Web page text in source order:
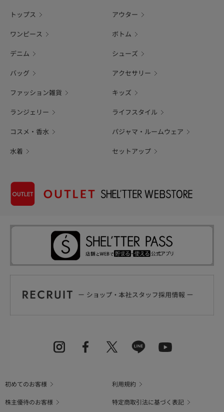
トップス アウター
ワンピース ボトム
デニム シューズ
バッグ アクセサリー
ファッション雑貨 キッズ
ランジェリー ライフスタイル
コスメ・香水 パジャマ・ルームウェア
水着 セットアップ
初めてのお客様
利用規約
株主優待のお客様
特定商取引法に基づく表記